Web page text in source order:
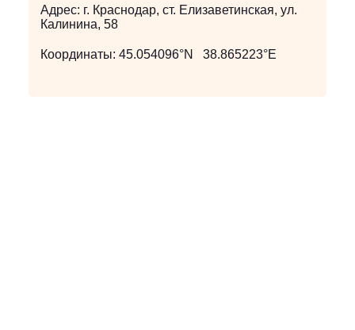
Адрес: г. Краснодар, ст. Елизаветинская, ул.
Калинина, 58
Координаты: 45.054096°N 38.865223°E